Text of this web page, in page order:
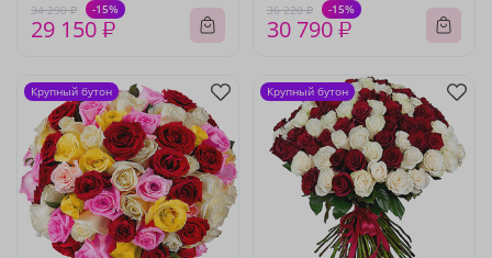
34 290 ₽ -15%
29 150 ₽
36 220 ₽ -15%
30 790 ₽
Крупный бутон Крупный бутон